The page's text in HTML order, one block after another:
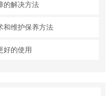
的解决方法
和维护保养方法
好的使用